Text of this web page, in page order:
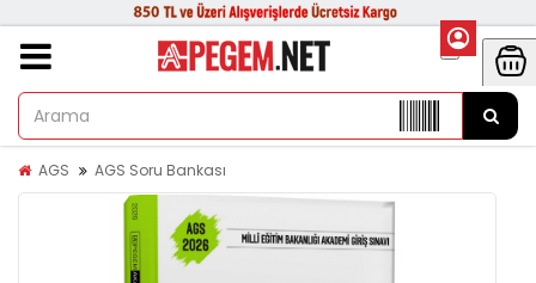
AGS AGS Soru Bankası